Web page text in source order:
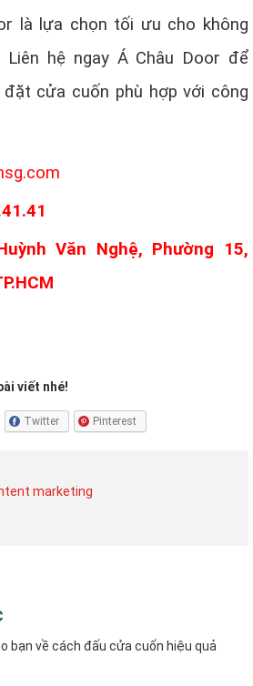
là lựa chọn tối ưu cho không
Liên hệ ngay Á Châu Door để
cửa cuốn phù hợp với công
Văn Nghệ, Phường 15,
viết nhé!
Twitter Pinterest
marketing
bạn về cách đấu cửa cuốn hiệu quả